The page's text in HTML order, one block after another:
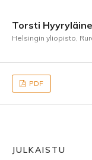
Torsti
Helsingin yliopisto,
PDF
JULKAISTU